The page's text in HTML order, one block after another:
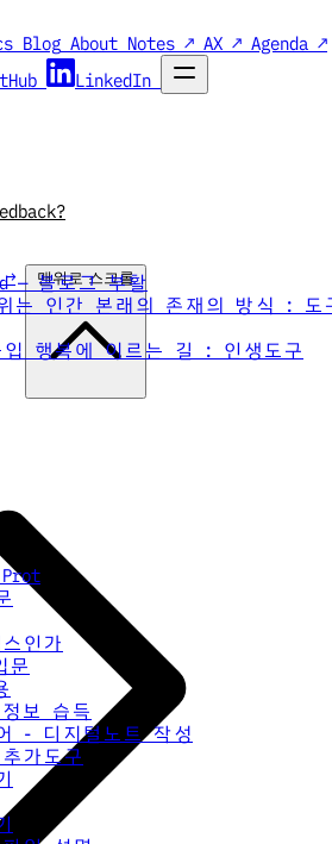
Blog About Notes ↗ AX ↗ Agenda ↗
LinkedIn
— 블로그 부활
는 인간 본래의 존재의 방식 : 도
행복에 이르는 길 : 인생도구
인가
문
보 습득
- 디지털노트 작성
가도구
→
맨위로 스크롤